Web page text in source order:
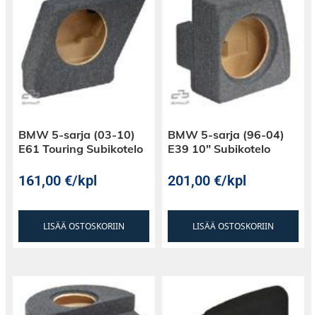
T-johtosarjan lisäksi, täppää lisätietoja
varten:Phoenix Gold GDC-ISO2 (2.2 metriä) /
GDC-ISO5 ISO-johtosarja (5.2 metriä
Yhteensopivat Phoenix Gold -vahvistimet:
ZDA-sarja, ZXM-sarja (Plug & Play -kytkentä
ZDC-sarjan kautta).
BMW 5-sarja (03-10)
E61 Touring Subikotelo
161,00€/kpl
LISÄÄ OSTOSKORIIN
BMW 5-sarja (96-04)
E39 10″ Subikotelo
201,00€/kpl
LISÄÄ OSTOSKORIIN